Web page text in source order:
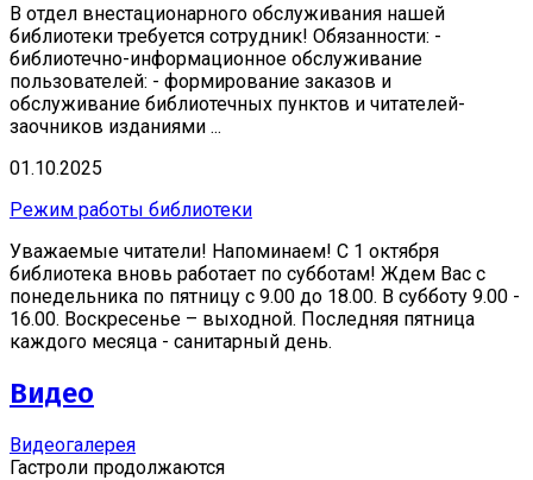
В отдел внестационарного обслуживания нашей
библиотеки требуется сотрудник! Обязанности: -
библиотечно-информационное обслуживание
пользователей: - формирование заказов и
обслуживание библиотечных пунктов и читателей-
заочников изданиями ...
01.10.2025
Режим работы библиотеки
Уважаемые читатели! Напоминаем! С 1 октября
библиотека вновь работает по субботам! Ждем Вас с
понедельника по пятницу с 9.00 до 18.00. В субботу 9.00 -
16.00. Воскресенье – выходной. Последняя пятница
каждого месяца - санитарный день.
Видео
Видеогалерея
Гастроли продолжаются